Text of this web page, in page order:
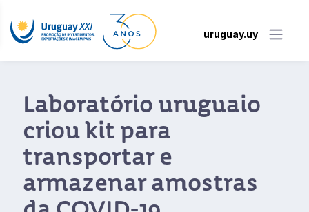
uruguay.uy
Laboratório uruguaio
criou kit para
transportar e
armazenar amostras